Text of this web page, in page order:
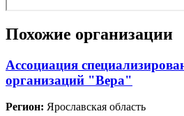
Похожие организации
Ассоциация
организаций "Вера"
Регион: Ярославская область